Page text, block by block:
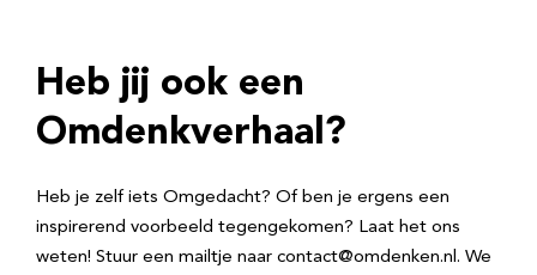
r
e
Heb jij ook een
Omdenkverhaal?
Heb je zelf iets Omgedacht? Of ben je ergens een
inspirerend voorbeeld tegengekomen? Laat het ons
weten! Stuur een mailtje naar contact@omdenken.nl. We